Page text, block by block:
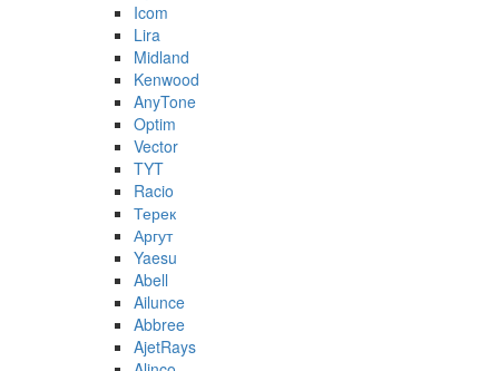
Icom
Lira
Midland
Kenwood
AnyTone
Optim
Vector
TYT
Racio
Терек
Аргут
Yaesu
Abell
Ailunce
Abbree
AjetRays